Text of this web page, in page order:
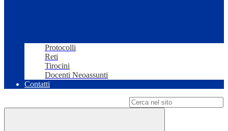
Protocolli
Reti
Tirocini
Docenti Neoassunti
Contatti